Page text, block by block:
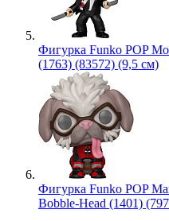
Фигурка Funko POP
(1763) (83572) (9,5 см)
Фигурка Funko POP
Bobble-Head (1401)